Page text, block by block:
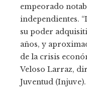
empeorado
independientes.
su poder
años, y
de la crisis
Veloso Larraz,
Juventud (Injuve).